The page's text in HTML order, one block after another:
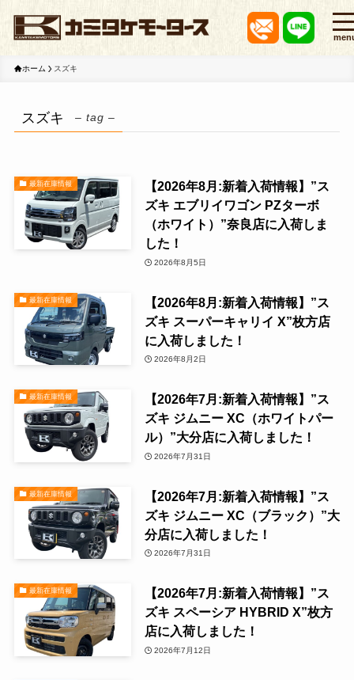
ホーム スズキ
スズキ – tag –
最新在庫情報
【2026年8月:新着入荷情報】”ス
ズキ エブリイワゴン PZターボ
（ホワイト）”奈良店に入荷しま
した！
2026年8月5日
最新在庫情報
【2026年8月:新着入荷情報】”ス
ズキ スーパーキャリイ X”枚方店
に入荷しました！
2026年8月2日
最新在庫情報
【2026年7月:新着入荷情報】”ス
ズキ ジムニー XC（ホワイトパー
ル）”大分店に入荷しました！
2026年7月31日
最新在庫情報
【2026年7月:新着入荷情報】”ス
ズキ ジムニー XC（ブラック）”大
分店に入荷しました！
2026年7月31日
最新在庫情報
【2026年7月:新着入荷情報】”ス
ズキ スペーシア HYBRID X”枚方
店に入荷しました！
2026年7月12日